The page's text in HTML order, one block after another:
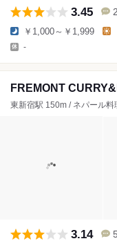
3.45
￥1,000～￥1,999
-
FREMONT
東新宿駅 150m / ネパール料
3.14